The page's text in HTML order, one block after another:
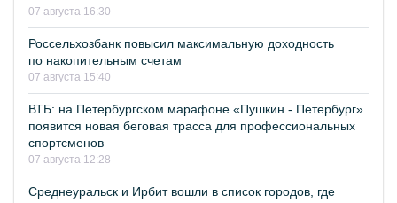
07 августа 16:30
Россельхозбанк повысил максимальную доходность
по накопительным счетам
07 августа 15:40
ВТБ: на Петербургском марафоне «Пушкин - Петербург»
появится новая беговая трасса для профессиональных
спортсменов
07 августа 12:28
Среднеуральск и Ирбит вошли в список городов, где